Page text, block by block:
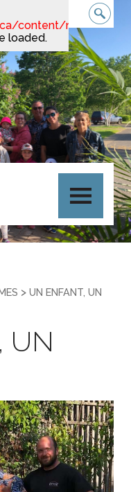
> UN ENFANT, UN
UN
content/
loaded.